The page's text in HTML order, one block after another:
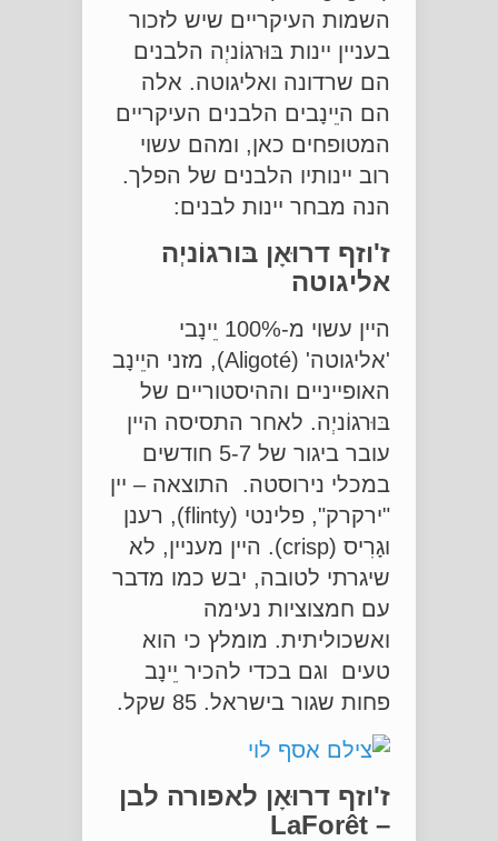
השמות העיקריים שיש לזכור
בעניין יינות בּוּרגוֹניְה הלבנים
הם שרדונה ואליגוטה. אלה
הם היֵינָבים הלבנים העיקריים
המטופחים כאן, ומהם עשוי
רוב יינותיו הלבנים של הפלך.
הנה מבחר יינות לבנים:
ז'וזף דרוּאָן בּורגוֹניְה
אליגוטה
היין עשוי מ-100% יֵינָבי
'אליגוטה' (Aligoté), מזני היֵינָב
האופייניים וההיסטוריים של
בּוּרגוֹניְה. לאחר התסיסה היין
עובר ביגור של 5-7 חודשים
במכלי נירוסטה. התוצאה – יין
"ירקרק", פלינטי (flinty), רענן
וגָרִיס (crisp). היין מעניין, לא
שיגרתי לטובה, יבש כמו מדבר
עם חמצוציות נעימה
ואשכוליתית. מומלץ כי הוא
טעים וגם בכדי להכיר יֵינָב
פחות שגור בישראל. 85 שקל.
ז'וזף דרוּאָן לאפורה לבן
–
LaForêt